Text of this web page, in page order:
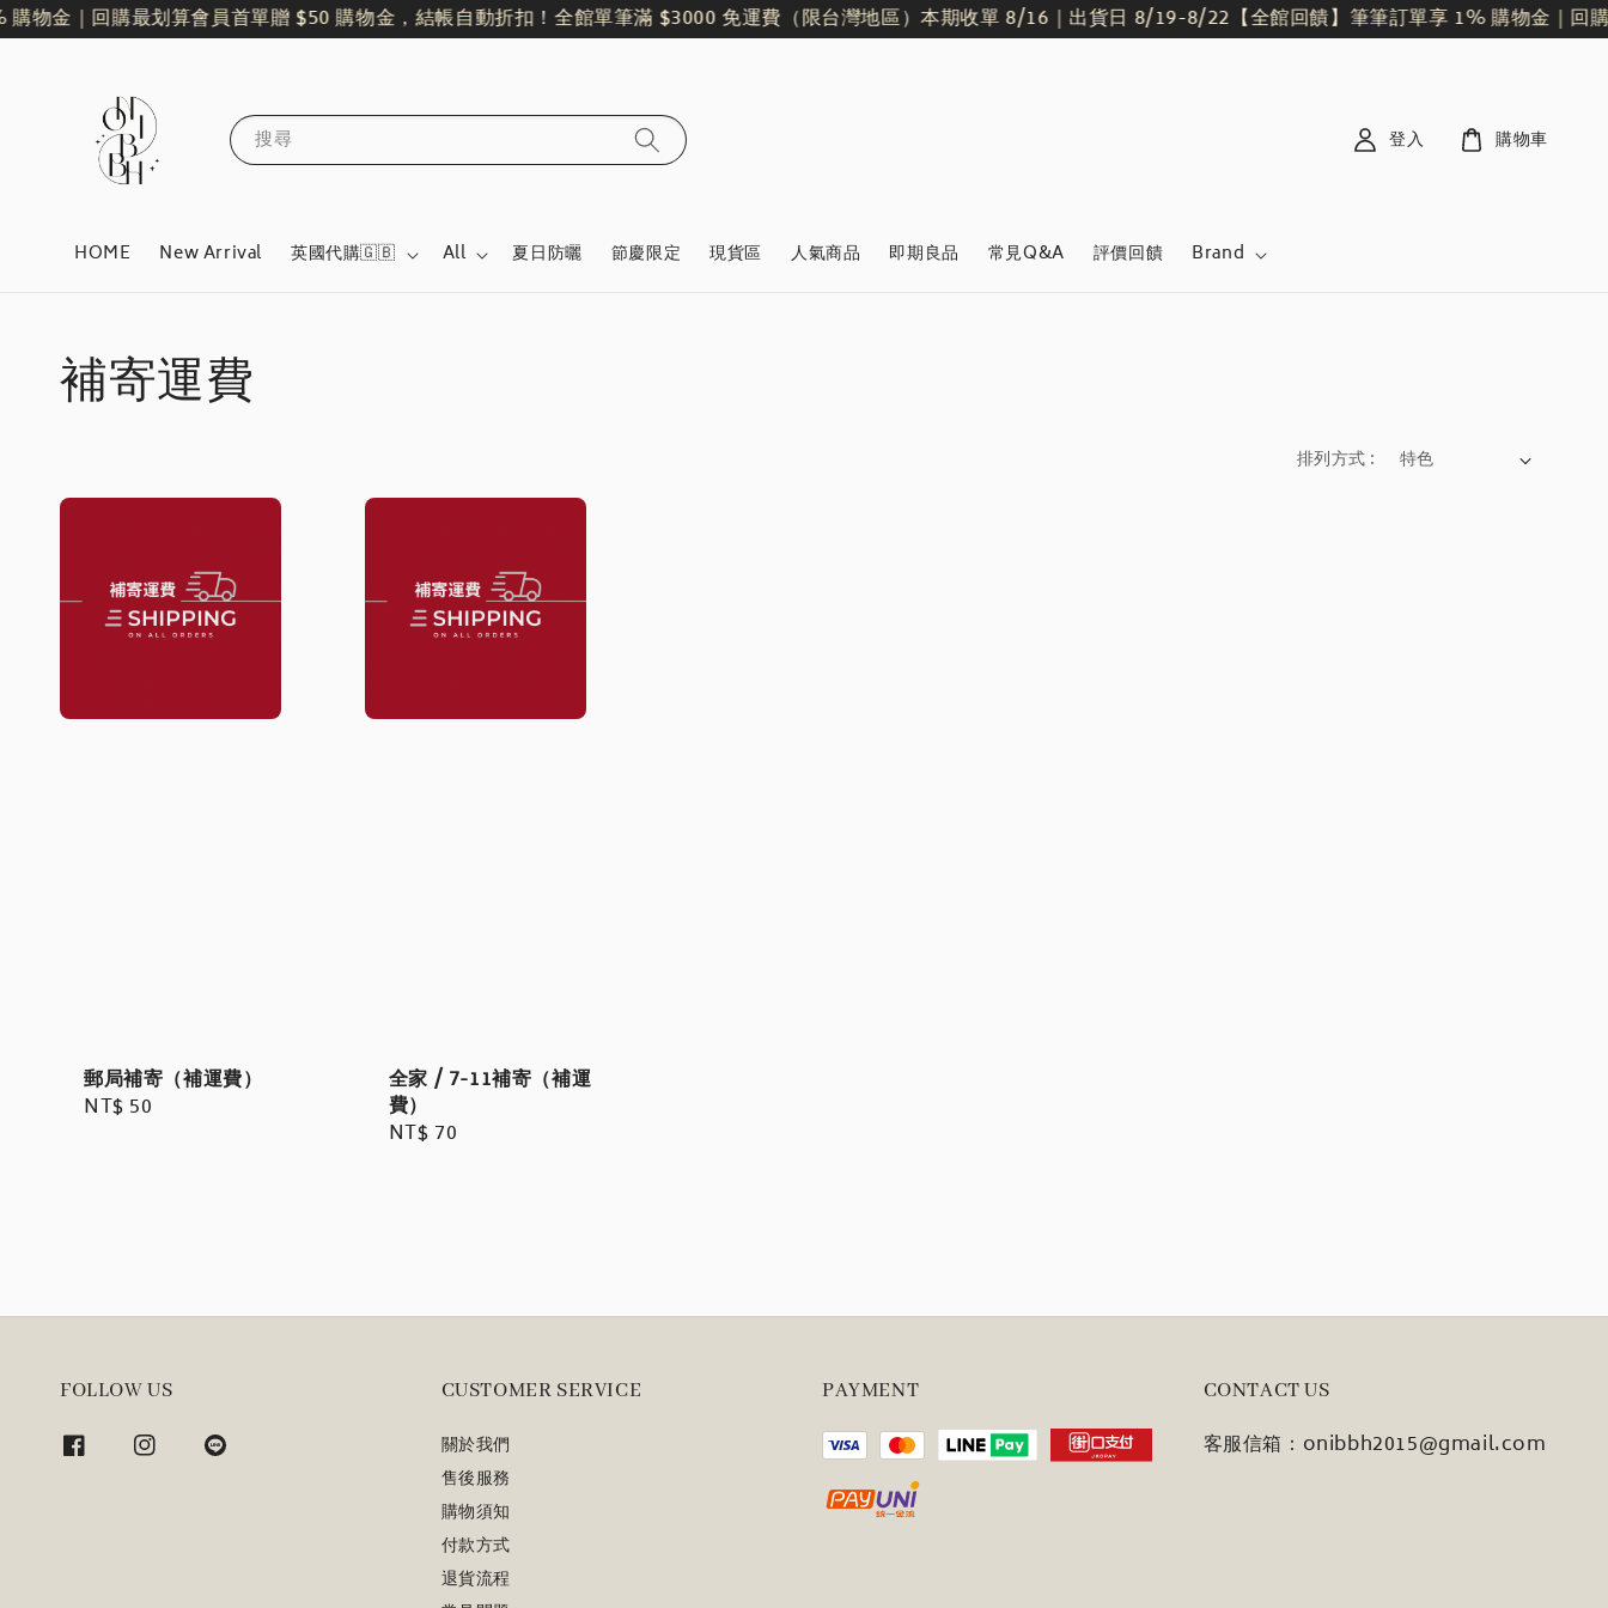
物金｜回購最划算會員首單贈 $50 購物金，結帳自動折扣！ 全館單筆滿 $3000 免運費（限台灣地區）本期收單 8/16｜出貨日 8/19-8/22【全館回饋】筆筆訂單享 1% 購物金｜回購
搜尋
HOME New Arrival 英國代購🇬🇧 All 夏日防曬 節慶限定 現貨區 人氣商品 即期良品 常見Q&A 評價回饋 Brand
登入 購物車
補寄運費
排列方式 :
郵局補寄（補運費）
Regular
NT$ 50
全家 / 7-11補寄（補運
費）
Regular
NT$ 70
FOLLOW US CUSTOMER SERVICE
關於我們
售後服務
購物須知
付款方式
退貨流程
PAYMENT CONTACT US
客服信箱：onibbh2015@gmail.com